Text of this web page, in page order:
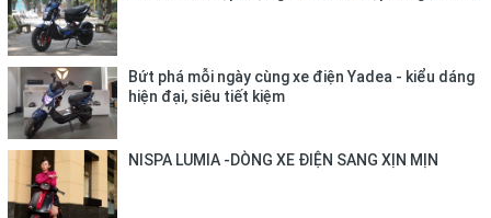
Bứt phá mỗi ngày cùng xe điện Yadea - kiểu dáng
hiện đại, siêu tiết kiệm
NISPA LUMIA -DÒNG XE ĐIỆN SANG XỊN MỊN